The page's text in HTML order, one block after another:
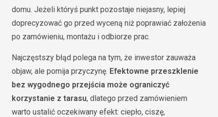
domu. Jeżeli któryś punkt pozostaje niejasny, lepiej
doprecyzować go przed wyceną niż poprawiać założenia
po zamówieniu, montażu i odbiorze prac.
Najczęstszy błąd polega na tym, że inwestor zauważa
objaw, ale pomija przyczynę. Efektowne przeszklenie
bez wygodnego przejścia może ograniczyć
korzystanie z tarasu, dlatego przed zamówieniem
warto ustalić oczekiwany efekt: ciepło, ciszę,